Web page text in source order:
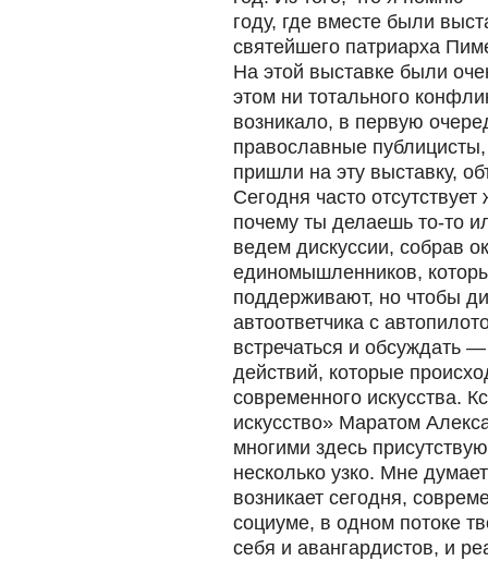
году, где вместе были
святейшего патриарха
На этой выставке были
этом ни тотального
возникало, в первую
православные
пришли на эту выставку,
Сегодня часто
почему ты делаешь то-то
ведем дискуссии, собрав
единомышленников,
поддерживают, но чтобы
автоответчика с
встречаться и обсуждать
действий, которые
современного искусства.
искусство» Маратом
многими здесь
несколько узко. Мне
возникает сегодня,
социуме, в одном потоке
себя и авангардистов, и